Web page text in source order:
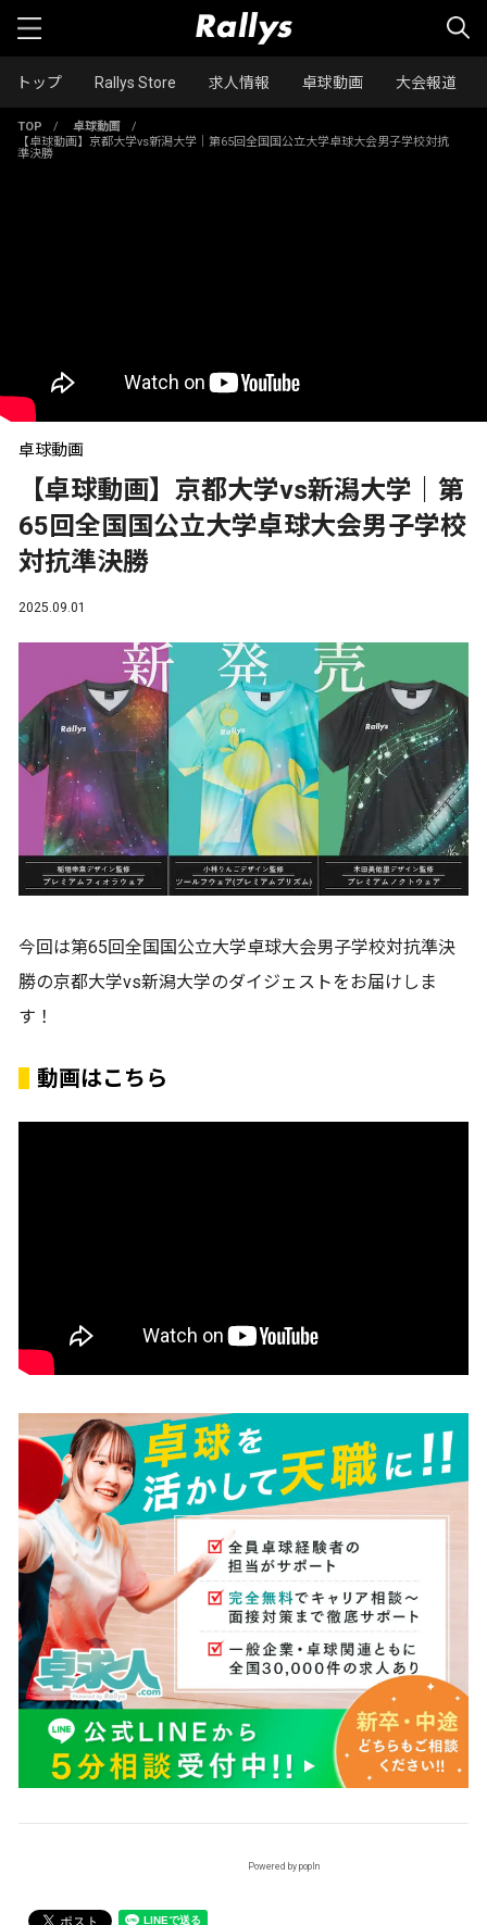
トップ Rallys Store 求人情報 卓球動画 大会報道
TOP / 卓球動画
/
【卓球動画】京都大学vs新潟大学｜第65回全国国公立大学卓球大会男子学校対抗
準決勝
卓球動画
【卓球動画】京都大学vs新潟大学｜第
65回全国国公立大学卓球大会男子学校
対抗準決勝
2025.09.01
今回は第65回全国国公立大学卓球大会男子学校対抗準決
勝の京都大学vs新潟大学のダイジェストをお届けしま
す！
動画はこちら
Powered by popIn